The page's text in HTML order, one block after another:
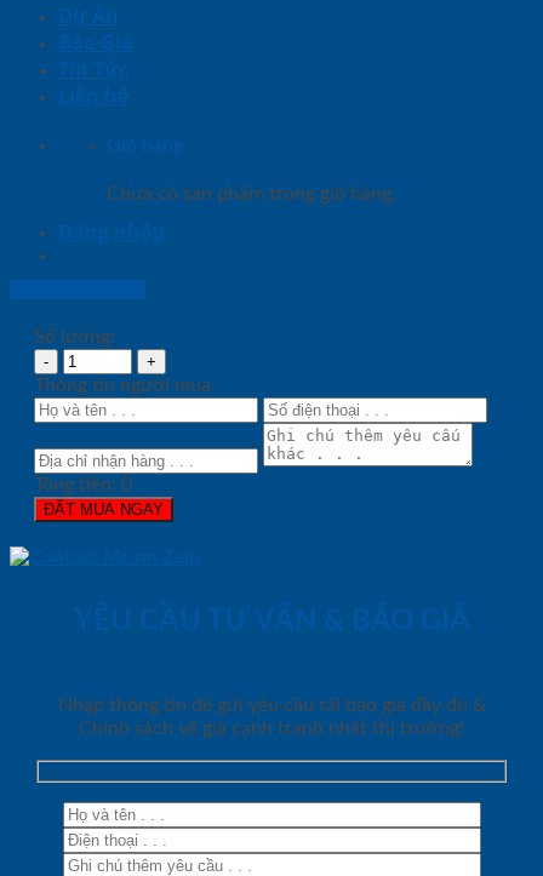
Dự Án
Báo Giá
Tin Tức
Liên hệ
Giỏ hàng
Chưa có sản phẩm trong giỏ hàng.
Đăng nhập
Số lượng:
Thông tin người mua
Tổng tiền: 0
ĐẶT MUA NGAY
YÊU CẦU TƯ VẤN & BÁO GIÁ
Nhập thông tin để gửi yêu cầu tải báo giá đầy đủ &
Chính sách về giá cạnh tranh nhất thị trường!